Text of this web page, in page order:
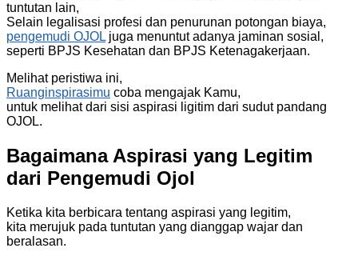
tuntutan lain,
Selain legalisasi profesi dan penurunan potongan biaya,
pengemudi OJOL juga menuntut adanya jaminan sosial,
seperti BPJS Kesehatan dan BPJS Ketenagakerjaan.
Melihat peristiwa ini,
Ruanginspirasimu coba mengajak Kamu,
untuk melihat dari sisi aspirasi ligitim dari sudut pandang
OJOL.
Bagaimana Aspirasi yang Legitim
dari Pengemudi Ojol
Ketika kita berbicara tentang aspirasi yang legitim,
kita merujuk pada tuntutan yang dianggap wajar dan
beralasan.